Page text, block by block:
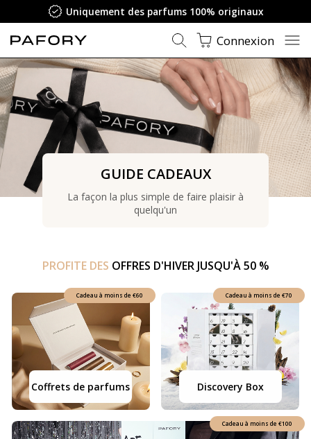
100% originaux
Connexion
GUIDE CADEAUX
La façon la plus simple de faire plaisir à
quelqu'un
PROFITE DES OFFRES D'HIVER JUSQU'À 50 %
Cadeau à moins de €60
Coffrets de parfums
Cadeau à moins de €70
Discovery Box
Cadeau à moins de €100